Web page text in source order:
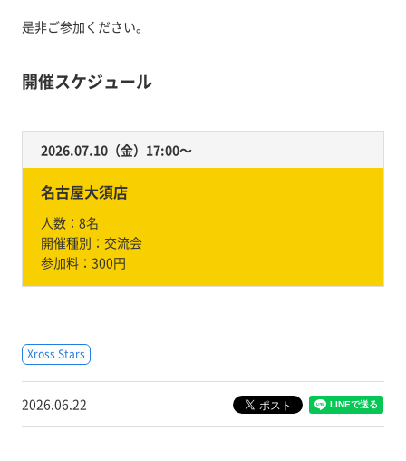
是非ご参加ください。
開催スケジュール
2026.07.10（金）17:00〜
名古屋大須店
人数： 8名
開催種別： 交流会
参加料： 300円
Xross Stars
2026.06.22